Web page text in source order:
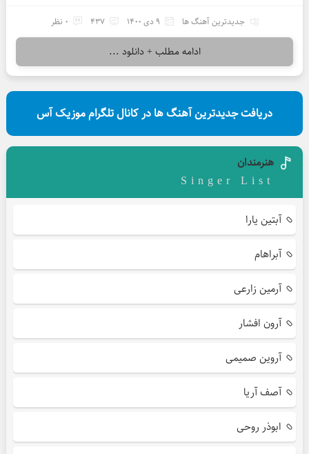
جدیدترین آهنگ ها 9 دی 1400 437 0 نظر
ادامه مطلب + دانلود ...
دریافت جدیدترین آهنگ ها در کانال تلگرام موزیک آس
هنرمندان
Singer List
آبتین یارا
آبراهام
آرمین زارعی
آرون افشار
آروین صمیمی
آصف آریا
ابوذر روحی